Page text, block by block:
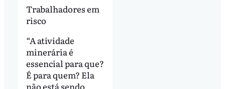
Trabalhadores em
risco
“A atividade
minerária é
essencial para que?
É para quem? Ela
não está sendo